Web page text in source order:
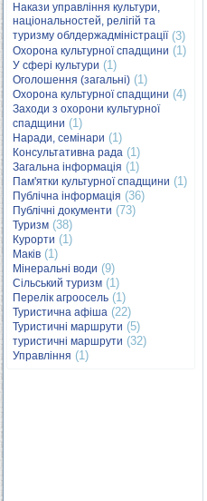
Накази управління культури,
національностей, релігій та
туризму облдержадміністрації(3)
Охорона культурної спадщини (1)
У сфері культури (1)
Оголошення (загальні) (1)
Охорона культурної спадщини (4)
Заходи з охорони культурної
спадщини (1)
Наради, семінари (1)
Консультативна рада (1)
Загальна інформація (1)
Пам'ятки культурної спадщини (1)
Публічна інформація (36)
Публічні документи (73)
Туризм (38)
Курорти (1)
Маків (1)
Мінеральні води (9)
Сільський туризм (1)
Перелік агроосель (1)
Туристична афіша (22)
Туристичні маршрути (5)
туристичні маршрути (32)
Управління (1)